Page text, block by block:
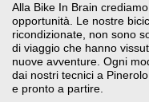
Alla Bike In Brain
opportunità. Le nostre
ricondizionate, non sono
di viaggio che hanno
nuove avventure. Ogni
dai nostri tecnici a
e pronto a partire.